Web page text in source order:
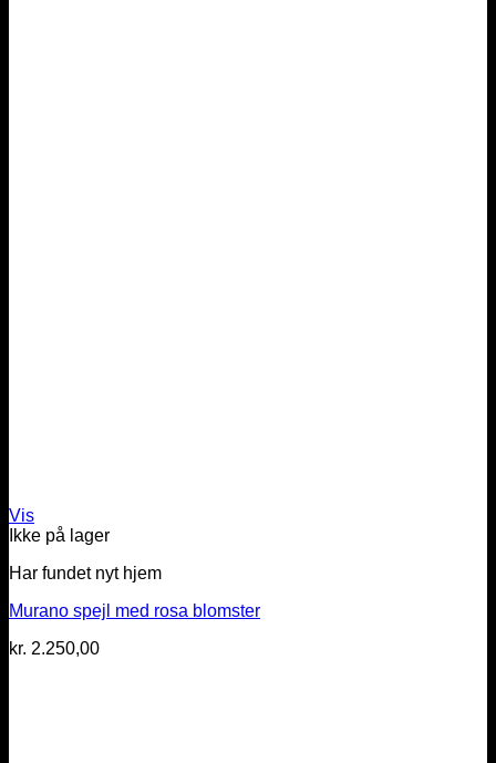
Vis
Ikke på lager
Har fundet nyt hjem
Murano spejl med rosa blomster
kr. 2.250,00